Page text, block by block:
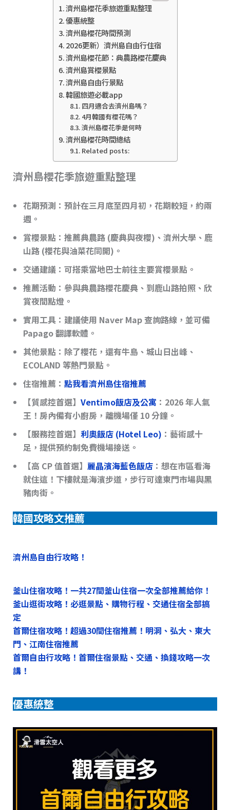
濟州島櫻花季旅遊重點整理
優惠統整
濟州島櫻花時間預測
2026更新）濟州島自由行住宿
濟州島櫻花節：典農路櫻花慶典
濟州島賞櫻景點
濟州島自由行景點
韓國旅遊必載app
四月適合去濟州島嗎？
4月韓國有櫻花嗎？
濟州島櫻花季是何時
濟州島櫻花時間總結
Related posts:
濟州島櫻花季旅遊重點整理
花期預測 ：預計在三月底至四月初 ，花期較短，約兩
週。
賞櫻景點 ：推薦典農路 (慶典與夜櫻)、濟州大學、鹿
山路 (櫻花與油菜花同開)。
交通建議：可搭乘當地巴士前往主要賞櫻景點。
推薦活動 ：參與典農路櫻花慶典、到鹿山路拍照、欣
賞夜間點燈。
實用工具：建議使用 Naver Map 查詢路線，並可備
Papago 翻譯軟體。
其他景點 ：除了櫻花，還有牛島、城山日出峰、
ECOLAND 等熱門景點。
住宿推薦： 點我看濟州島住宿推薦
【質感控首選】 Ventimo飯店及公寓 ：2026 年人氣
王！房內備有小廚房，離機場僅 10 分鐘。
【服務控首選】 利奧飯店 (Hotel Leo) ：藝術感十
足，提供預約制免費機場接送。
【高 CP 值首選】 麗晶濱海藍色飯店：想在市區看海
就住這！下樓就是海濱步道，步行可達東門市場與黑
豬肉街。
韓國攻略文推薦
濟州島自由行攻略！
釜山住宿攻略！一共27間釜山住宿一次全部推薦給你！
釜山逛街攻略！必逛景點、購物行程、交通住宿全部搞
定
首爾住宿攻略！超過30間住宿推薦！明洞、弘大、東大
門、江南住宿推薦
首爾自由行攻略！首爾住宿景點、交通、換錢攻略一次
講！
優惠統整